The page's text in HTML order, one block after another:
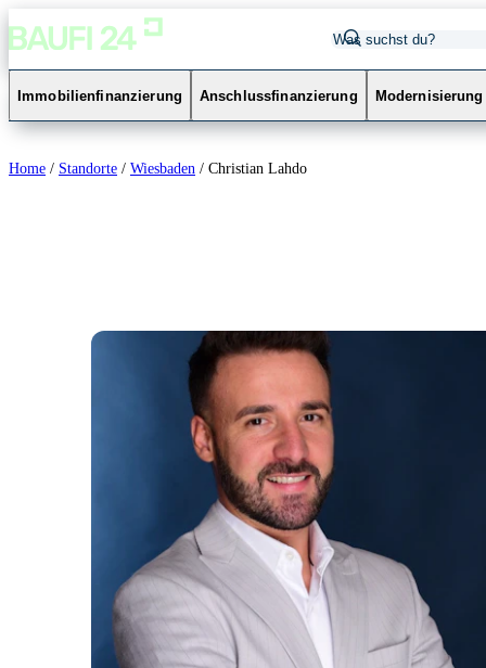
Immobilienfinanzierung Anschlussfinanzierung Modernisierung
Home / Standorte / Wiesbaden / Christian Lahdo